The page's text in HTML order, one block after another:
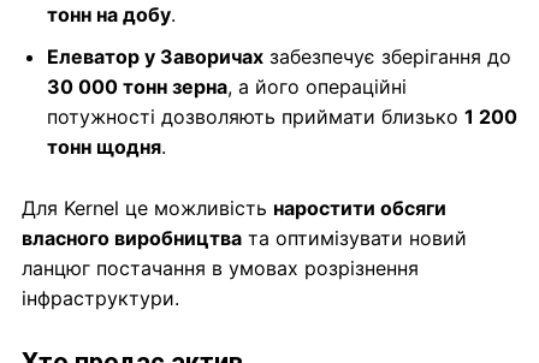
тонн на добу.
Елеватор у Заворичах забезпечує зберігання до
30 000 тонн зерна, а його операційні
потужності дозволяють приймати близько 1 200
тонн щодня.
Для Kernel це можливість наростити обсяги
власного виробництва та оптимізувати новий
ланцюг постачання в умовах розрізнення
інфраструктури.